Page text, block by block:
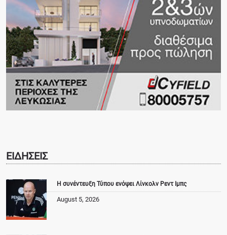
ΕΙΔΗΣΕΙΣ
Η συνέντευξη Τύπου ενόψει Λίνκολν Ρεντ Ιμπς
August 5, 2026